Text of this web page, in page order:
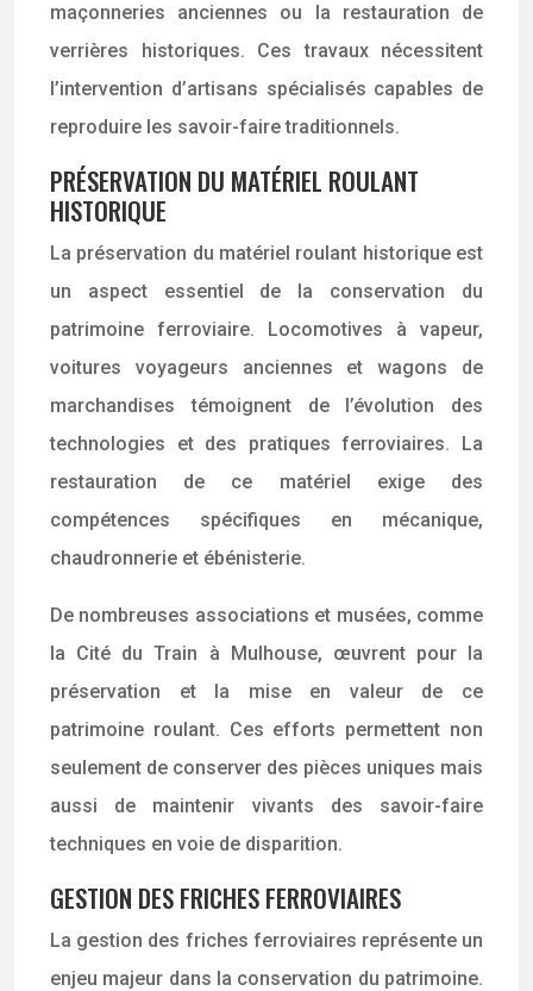
maçonneries anciennes ou la restauration de
verrières historiques. Ces travaux nécessitent
l’intervention d’artisans spécialisés capables de
reproduire les savoir-faire traditionnels.
PRÉSERVATION DU MATÉRIEL ROULANT
HISTORIQUE
La préservation du matériel roulant historique est
un aspect essentiel de la conservation du
patrimoine ferroviaire. Locomotives à vapeur,
voitures voyageurs anciennes et wagons de
marchandises témoignent de l’évolution des
technologies et des pratiques ferroviaires. La
restauration de ce matériel exige des
compétences spécifiques en mécanique,
chaudronnerie et ébénisterie.
De nombreuses associations et musées, comme
la Cité du Train à Mulhouse, œuvrent pour la
préservation et la mise en valeur de ce
patrimoine roulant. Ces efforts permettent non
seulement de conserver des pièces uniques mais
aussi de maintenir vivants des savoir-faire
techniques en voie de disparition.
GESTION DES FRICHES FERROVIAIRES
La gestion des friches ferroviaires représente un
enjeu majeur dans la conservation du patrimoine.